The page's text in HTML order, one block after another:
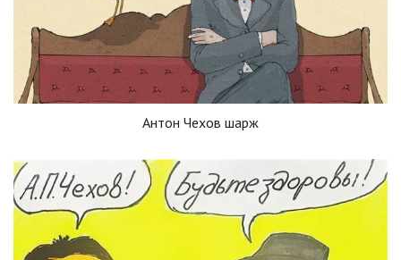
Антон Чехов шарж